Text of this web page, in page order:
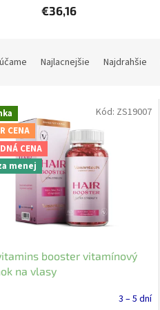
€36,16
Najlacnejšie Najdrahšie
CENA
CENA
menej
booster vitamínový
na vlasy
3 – 5 dní
Kód: ZS19007